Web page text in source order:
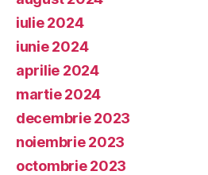
iulie 2024
iunie 2024
aprilie 2024
martie 2024
decembrie 2023
noiembrie 2023
octombrie 2023